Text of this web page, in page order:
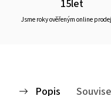
15let
Jsme roky ověřeným online
Popis